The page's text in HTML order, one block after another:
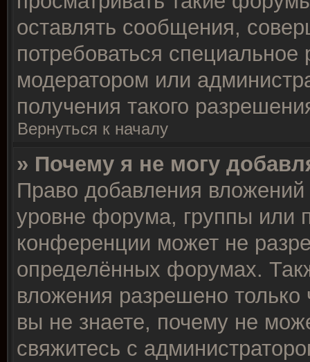
оставлять сообщения,
потребоваться
модератором или
получения такого
Вернуться к началу
» Почему я не могу
Право добавления
уровне форума, группы или
конференции может не
определённых форумах.
вложения разрешено
вы не знаете, почему не
свяжитесь с